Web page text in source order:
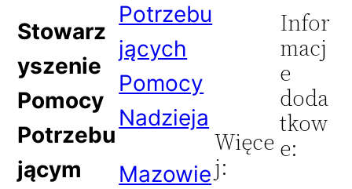
Stowarz
yszenie
Pomocy
Potrzebu
jącym
Potrzebu
jących
Pomocy
Nadzieja
Mazowie
Więce
j:
Infor
macj
e
doda
tkow
e: